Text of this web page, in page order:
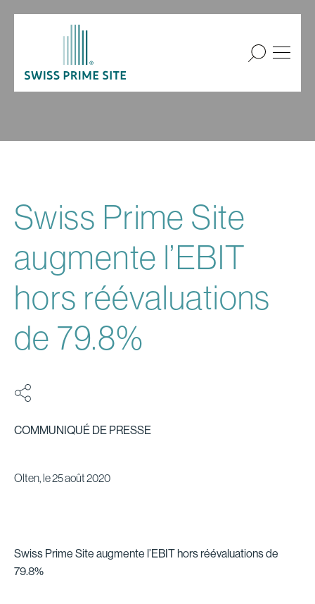
Swiss Prime Site
augmente l’EBIT
hors réévaluations
de 79.8%
COMMUNIQUÉ DE PRESSE
Olten, le 25 août 2020
Swiss Prime Site augmente l’EBIT hors réévaluations de
79.8%